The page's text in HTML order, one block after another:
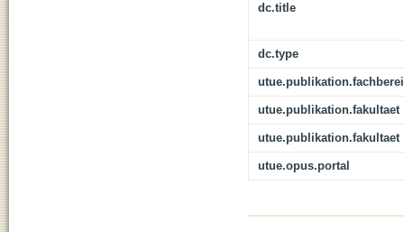
dc.title
dc.type
utue.publikation.fakultaet
utue.publikation.fakultaet
utue.opus.portal